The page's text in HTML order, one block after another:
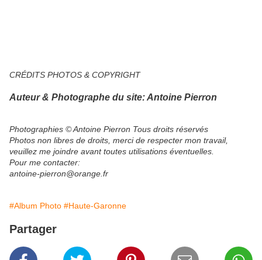
CRÉDITS PHOTOS & COPYRIGHT
Auteur & Photographe du site: Antoine Pierron
Photographies © Antoine Pierron Tous droits réservés
Photos non libres de droits, merci de respecter mon travail,
veuillez me joindre avant toutes utilisations éventuelles.​
Pour me contacter:
antoine-pierron@orange.fr
#Album Photo #Haute-Garonne
Partager